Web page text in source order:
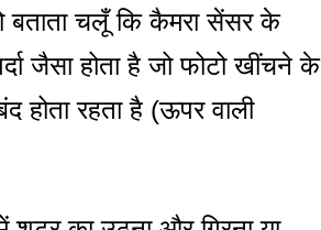
चलूँ कि कैमरा सेंसर के
जैसा होता है जो फोटो खींचने के
होता रहता है (ऊपर वाली